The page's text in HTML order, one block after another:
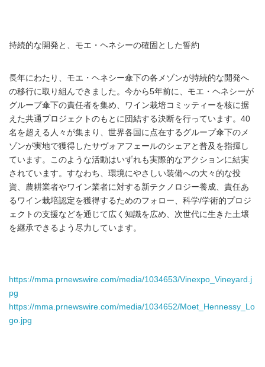
持続的な開発と、モエ・ヘネシーの確固とした誓約
長年にわたり、モエ・ヘネシー傘下の各メゾンが持続的な開発へ
の移行に取り組んできました。今から5年前に、モエ・ヘネシーが
グループ傘下の責任者を集め、ワイン栽培コミッティーを核に据
えた共通プロジェクトのもとに団結する決断を行っています。40
名を超える人々が集まり、世界各国に点在するグループ傘下のメ
ゾンが実地で獲得したサヴォアフェールのシェアと普及を指揮し
ています。このような活動はいずれも実際的なアクションに結実
されています。すなわち、環境にやさしい装備への大々的な投
資、農耕業者やワイン業者に対する新テクノロジー養成、責任あ
るワイン栽培認定を獲得するためのフォロー、科学/学術的プロジ
ェクトの支援などを通じて広く知識を広め、次世代に生きた土壌
を継承できるよう尽力しています。
https://mma.prnewswire.com/media/1034653/Vinexpo_Vineyard.j
pg
https://mma.prnewswire.com/media/1034652/Moet_Hennessy_Lo
go.jpg